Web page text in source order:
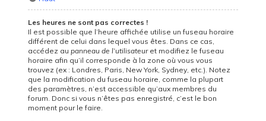
Les heures ne sont pas correctes !
Il est possible que l’heure affichée utilise un fuseau horaire
différent de celui dans lequel vous êtes. Dans ce cas,
accédez aupanneau de l’utilisateuret modifiez le fuseau
horaire afin qu’il corresponde à la zone où vous vous
trouvez (ex : Londres, Paris, New York, Sydney, etc.). Notez
que la modification du fuseau horaire, comme la plupart
des paramètres, n’est accessible qu’aux membres du
forum. Donc si vous n’êtes pas enregistré, c’est le bon
moment pour le faire.